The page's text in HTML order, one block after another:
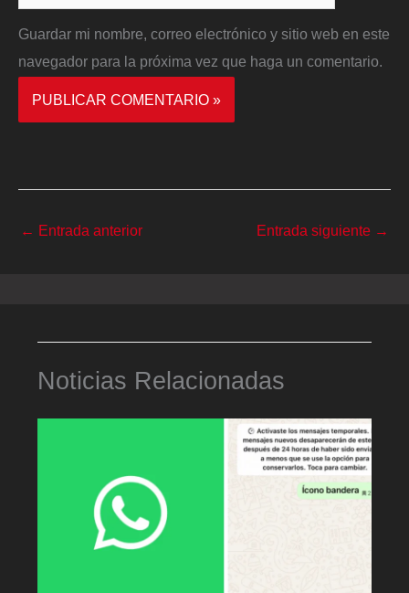
Guardar mi nombre, correo electrónico y sitio web en este
navegador para la próxima vez que haga un comentario.
← Entrada anterior Entrada siguiente →
Noticias Relacionadas